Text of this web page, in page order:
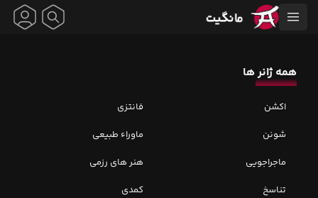
همه ژانر ها
اکشن
فانتزی
شونن
ماوراء طبیعی
ماجراجویی
هنر های رزمی
تناسخ
کمدی